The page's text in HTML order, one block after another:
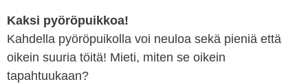
Kaksi pyöröpuikkoa!
Kahdella pyöröpuikolla voi neuloa sekä pieniä että
oikein suuria töitä! Mieti, miten se oikein
tapahtuukaan?